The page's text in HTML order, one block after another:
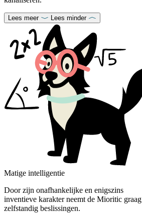
Lees meer Lees minder
Matige intelligentie
Door zijn onafhankelijke en enigszins
inventieve karakter neemt de Mioritic graag
zelfstandig beslissingen.